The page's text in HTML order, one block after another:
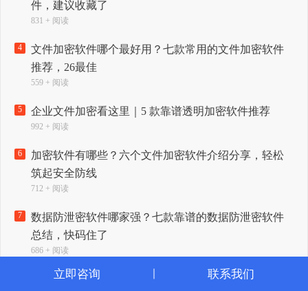
件，建议收藏了
831 + 阅读
4
文件加密软件哪个最好用？七款常用的文件加密软件
推荐，26最佳
559 + 阅读
5 企业文件加密看这里｜5 款靠谱透明加密软件推荐
992 + 阅读
6
加密软件有哪些？六个文件加密软件介绍分享，轻松
筑起安全防线
712 + 阅读
7
数据防泄密软件哪家强？七款靠谱的数据防泄密软件
总结，快码住了
686 + 阅读
公司U盘怎么加密？26最新整理了六款U盘加密软件，
立即咨询 联系我们